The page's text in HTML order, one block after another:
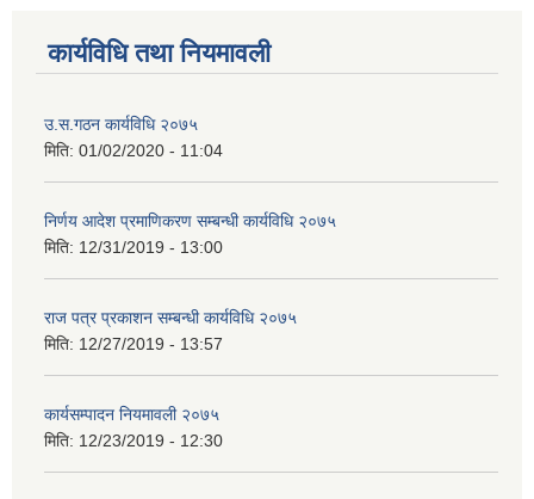
कार्यविधि तथा नियमावली
उ.स.गठन कार्यविधि २०७५
मिति: 01/02/2020 - 11:04
निर्णय आदेश प्रमाणिकरण सम्बन्धी कार्यविधि २०७५
मिति: 12/31/2019 - 13:00
राज पत्र प्रकाशन सम्बन्धी कार्यविधि २०७५
मिति: 12/27/2019 - 13:57
कार्यसम्पादन नियमावली २०७५
मिति: 12/23/2019 - 12:30